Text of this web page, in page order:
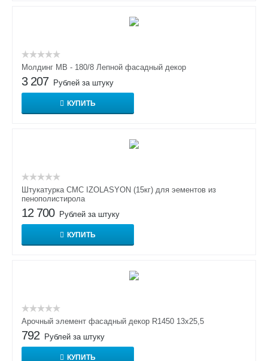
Молдинг МВ - 180/8 Лепной фасадный декор
3 207 Рублей за штуку
КУПИТЬ
Штукатурка СMC IZOLASYON (15кг) для эементов из
пенополистирола
12 700 Рублей за штуку
КУПИТЬ
Арочный элемент фасадный декор R1450 13х25,5
792 Рублей за штуку
КУПИТЬ